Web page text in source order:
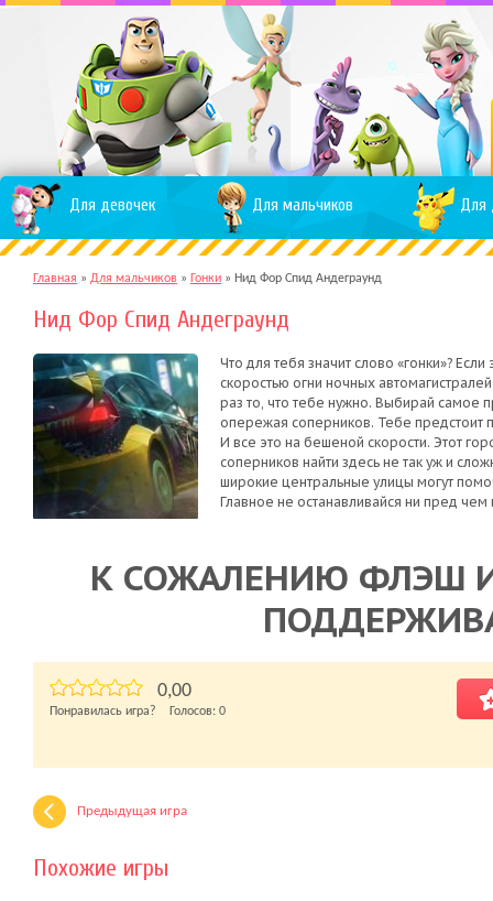
Для девочек Для мальчиков Для
Главная » Для мальчиков » Гонки » Нид Фор Спид Андеграунд
Нид Фор Спид Андеграунд
Что для тебя значит слово «гонки»?
скоростью огни ночных
раз то, что тебе нужно. Выбирай самое
опережая соперников. Тебе предстоит
И все это на бешеной скорости. Этот
соперников найти здесь не так уж и
широкие центральные улицы могут
Главное не останавливайся ни пред
К СОЖАЛЕНИЮ ФЛЭШ
0,00
Понравилась игра? Голосов: 0
Предыдущая игра
Похожие игры